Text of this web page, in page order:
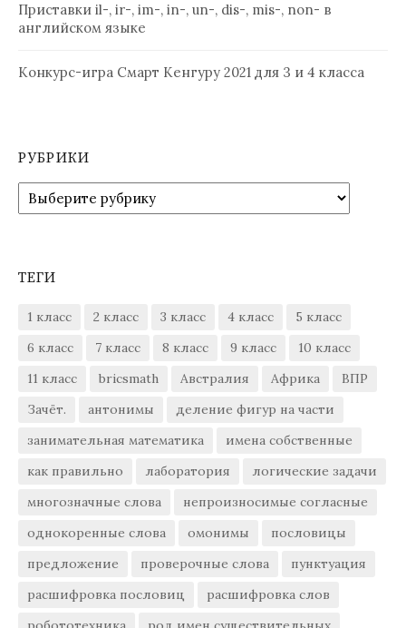
Приставки il-, ir-, im-, in-, un-, dis-, mis-, non- в
английском языке
Конкурс-игра Смарт Кенгуру 2021 для 3 и 4 класса
РУБРИКИ
Рубрики
ТЕГИ
1 класс 2 класс 3 класс 4 класс
5 класс
6 класс
7 класс 8 класс 9 класс
10 класс
11 класс
bricsmath Австралия Африка
ВПР
Зачёт.
антонимы
деление фигур на части
занимательная математика
имена собственные
как правильно
лаборатория
логические задачи
многозначные слова
непроизносимые согласные
однокоренные слова
омонимы
пословицы
предложение
проверочные слова
пунктуация
расшифровка пословиц
расшифровка слов